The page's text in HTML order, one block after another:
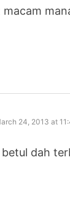
macam
24, 2013 at
dah